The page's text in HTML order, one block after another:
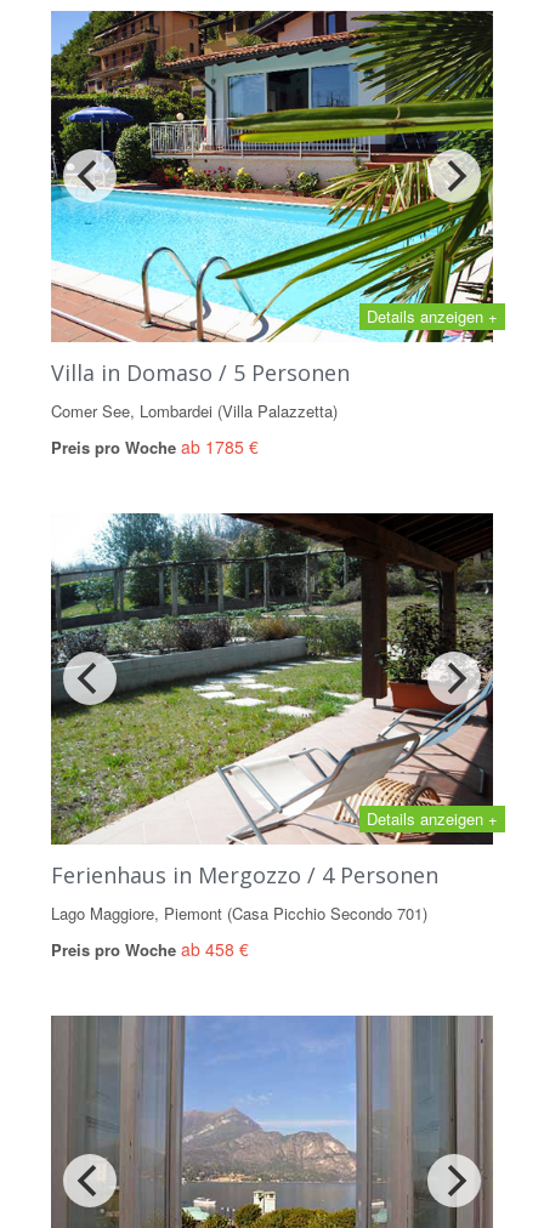
Details anzeigen +
Villa in Domaso / 5 Personen
Comer See, Lombardei (Villa Palazzetta)
Preis pro Woche ab 1785 €
Details anzeigen +
Ferienhaus in Mergozzo / 4 Personen
Lago Maggiore, Piemont (Casa Picchio Secondo 701)
Preis pro Woche ab 458 €